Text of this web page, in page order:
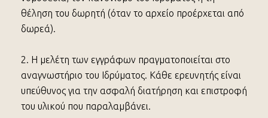
θέληση του δωρητή (όταν το αρχείο προέρχεται από
δωρεά).
2. Η μελέτη των εγγράφων πραγματοποιείται στο
αναγνωστήριο του Ιδρύματος. Κάθε ερευνητής είναι
υπεύθυνος για την ασφαλή διατήρηση και επιστροφή
του υλικού που παραλαμβάνει.